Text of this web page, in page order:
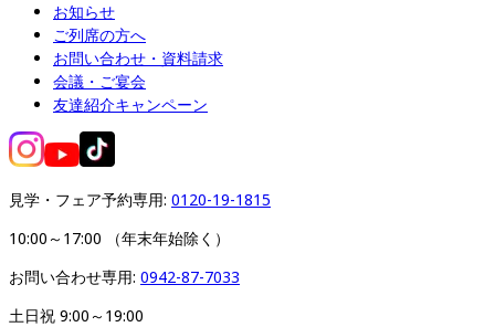
お知らせ
ご列席の方へ
お問い合わせ・資料請求
会議・ご宴会
友達紹介キャンペーン
見学・フェア予約専用: 0120-19-1815
10:00～17:00 （年末年始除く）
お問い合わせ専用: 0942-87-7033
土日祝 9:00～19:00